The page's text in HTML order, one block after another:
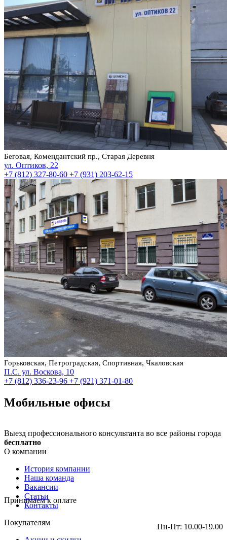
Беговая, Комендантский пр., Старая Деревня
ул. Оптиков, 22
+7 (812) 327-80-60 +7 (931) 203-62-15
Горьковская, Петроградская, Спортивная, Чкаловская
П.С. ул. Воскова, 10
+7 (812) 336-23-96 +7 (921) 371-01-80
Мобильные офисы
Выезд профессионального консультанта во все районы города
бесплатно
О компании
История компании
Наша команда
Вакансии
Статьи
Контакты
Покупателям
Принимаем к оплате
Пн-Пт: 10.00-19.00